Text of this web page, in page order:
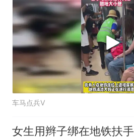
车马点兵V
女生用辫子绑在地铁扶手